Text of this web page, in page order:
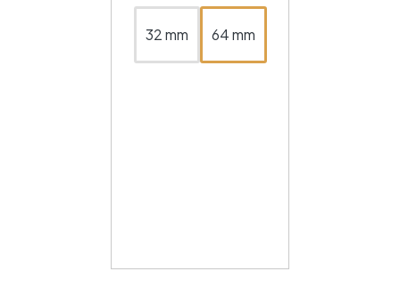
32 mm 64 mm